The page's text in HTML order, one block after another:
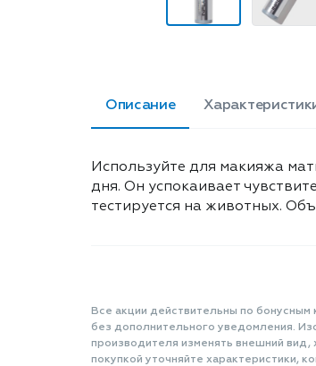
Описание
Используйте для макияжа
дня. Он успокаивает
тестируется на животных.
Все акции действительны по бонусным
без дополнительного уведомления.
производителя изменять внешний
покупкой уточняйте характеристики,